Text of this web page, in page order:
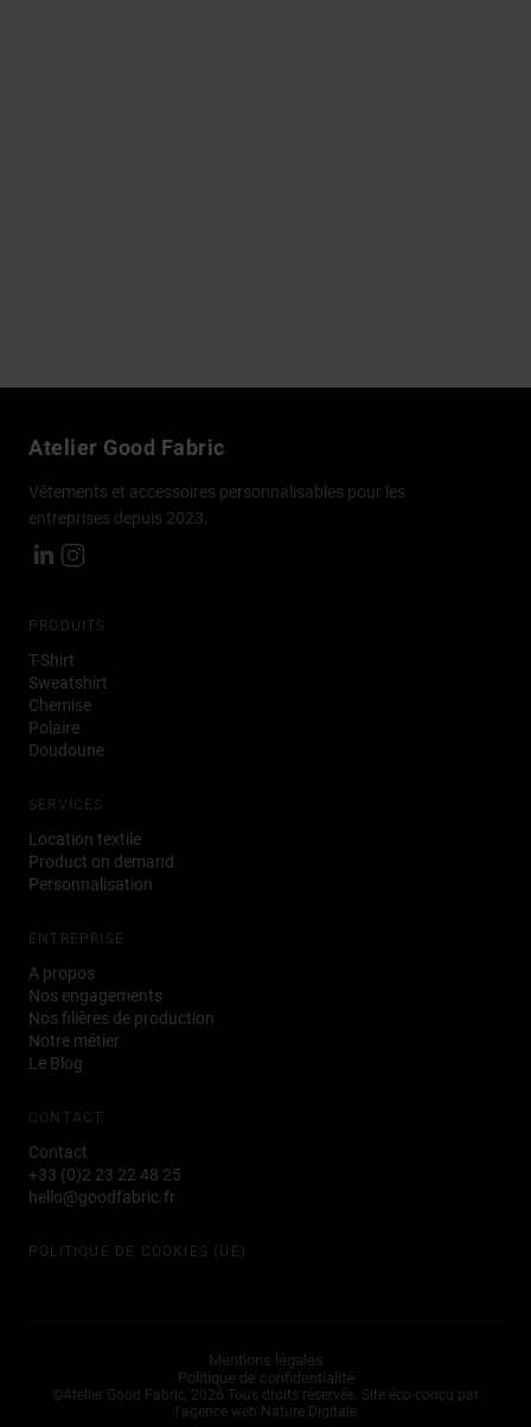
Atelier Good Fabric
Vêtements et accessoires personnalisables pour les
entreprises depuis 2023.
PRODUITS
T-Shirt
Sweatshirt
Chemise
Polaire
Doudoune
SERVICES
Location textile
Product on demand
Personnalisation
ENTREPRISE
A propos
Nos engagements
Nos filières de production
Notre métier
Le Blog
CONTACT
Contact
+33 (0)2 23 22 48 25
hello@goodfabric.fr
POLITIQUE DE COOKIES (UE)
Mentions légales
Politique de confidentialité
©Atelier Good Fabric, 2026 Tous droits réservés. Site éco-conçu par
l'agence web Nature Digitale